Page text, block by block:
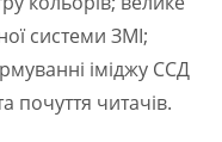
системи ЗМІ;
іміджу ССД
почуття читачів.